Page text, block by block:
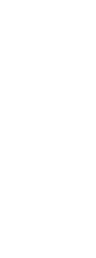
a diferença”
alerta associação
revela estudo